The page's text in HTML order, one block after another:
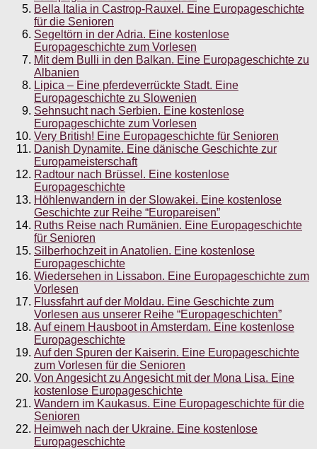
Bella Italia in Castrop-Rauxel. Eine Europageschichte
für die Senioren
Segeltörn in der Adria. Eine kostenlose
Europageschichte zum Vorlesen
Mit dem Bulli in den Balkan. Eine Europageschichte zu
Albanien
Lipica – Eine pferdeverrückte Stadt. Eine
Europageschichte zu Slowenien
Sehnsucht nach Serbien. Eine kostenlose
Europageschichte zum Vorlesen
Very British! Eine Europageschichte für Senioren
Danish Dynamite. Eine dänische Geschichte zur
Europameisterschaft
Radtour nach Brüssel. Eine kostenlose
Europageschichte
Höhlenwandern in der Slowakei. Eine kostenlose
Geschichte zur Reihe “Europareisen”
Ruths Reise nach Rumänien. Eine Europageschichte
für Senioren
Silberhochzeit in Anatolien. Eine kostenlose
Europageschichte
Wiedersehen in Lissabon. Eine Europageschichte zum
Vorlesen
Flussfahrt auf der Moldau. Eine Geschichte zum
Vorlesen aus unserer Reihe “Europageschichten”
Auf einem Hausboot in Amsterdam. Eine kostenlose
Europageschichte
Auf den Spuren der Kaiserin. Eine Europageschichte
zum Vorlesen für die Senioren
Von Angesicht zu Angesicht mit der Mona Lisa. Eine
kostenlose Europageschichte
Wandern im Kaukasus. Eine Europageschichte für die
Senioren
Heimweh nach der Ukraine. Eine kostenlose
Europageschichte